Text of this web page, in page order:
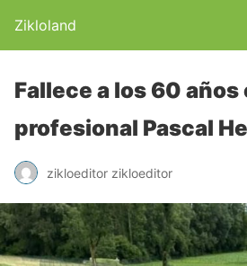
Zikloland
Fallece a los 60
profesional Pascal
zikloeditor zikloeditor